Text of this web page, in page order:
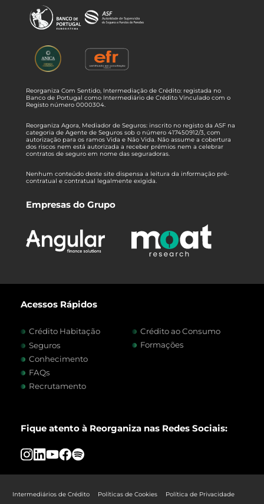
Reorganiza Com Sentido, Intermediação de Crédito: registada no
Banco de Portugal como Intermediário de Crédito Vinculado com o
Registo número 0000304.
Reorganiza Agora, Mediador de Seguros: inscrito no registo da ASF na
categoria de Agente de Seguros sob o número 417450912/3, com
autorização para os ramos Vida e Não Vida. Não assume a cobertura
dos riscos nem está autorizada a receber prémios nem a celebrar
contratos de seguro em nome das seguradoras.
Nenhum conteúdo deste site dispensa a leitura da informação pré-
contratual e contratual legalmente exigida.
Empresas do Grupo
Acessos Rápidos
Crédito Habitação
Crédito ao Consumo
Seguros
Formações
Conhecimento
FAQs
Recrutamento
Fique atento à Reorganiza nas Redes Sociais:
Intermediários de Crédito Políticas de Cookies Política de Privacidade